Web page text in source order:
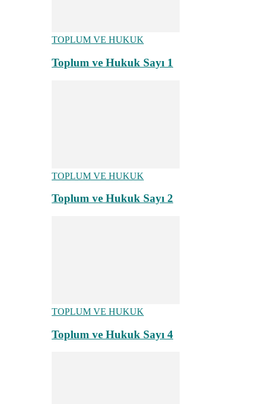
TOPLUM VE HUKUK
Toplum ve Hukuk Sayı 1
TOPLUM VE HUKUK
Toplum ve Hukuk Sayı 2
TOPLUM VE HUKUK
Toplum ve Hukuk Sayı 4